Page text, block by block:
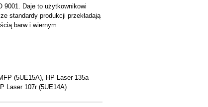
9001. Daje to użytkownikowi
standardy produkcji przekładają
barw i wiernym
(5UE15A), HP Laser 135a
Laser 107r (5UE14A)